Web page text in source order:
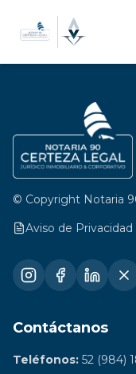
© Copyright Notaria
Aviso de Privacidad
Contáctanos
Teléfonos: 52 (984)